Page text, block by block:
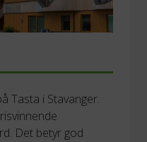
Tasta i Stavanger.
Det betyr god